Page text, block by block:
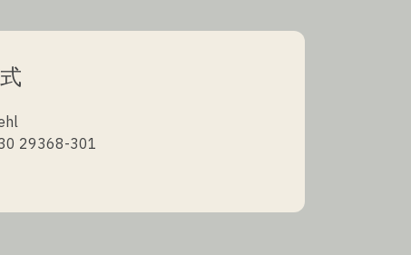
29368-301